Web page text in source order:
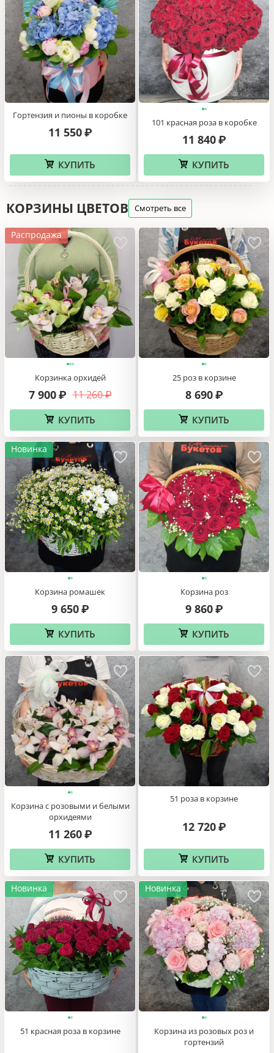
Гортензия и пионы в коробке
11 550 ₽
КУПИТЬ
101 красная роза в коробке
11 840 ₽
КУПИТЬ
КОРЗИНЫ ЦВЕТОВ Смотреть все
Распродажа
Корзинка орхидей
11 260 ₽
7 900 ₽
КУПИТЬ
25 роз в корзине
8 690 ₽
КУПИТЬ
Новинка
Корзина ромашек
9 650 ₽
КУПИТЬ
Корзина роз
9 860 ₽
КУПИТЬ
Корзина с розовыми и белыми
орхидеями
11 260 ₽
КУПИТЬ
51 роза в корзине
12 720 ₽
КУПИТЬ
Новинка
51 красная роза в корзине
Новинка
Корзина из розовых роз и
гортензий